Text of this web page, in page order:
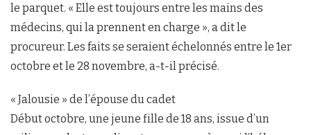
le parquet. « Elle est toujours entre les mains des
médecins, qui la prennent en charge », a dit le
procureur. Les faits se seraient échelonnés entre le 1er
octobre et le 28 novembre, a-t-il précisé.
« Jalousie » de l’épouse du cadet
Début octobre, une jeune fille de 18 ans, issue d’un